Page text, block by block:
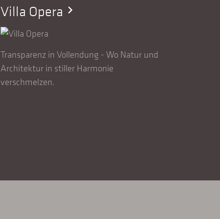
Villa Opera chevron_right
Transparenz in Vollendung - Wo Natur und
Architektur in stiller Harmonie
verschmelzen.